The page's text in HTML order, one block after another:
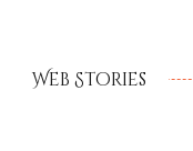
Web Stories